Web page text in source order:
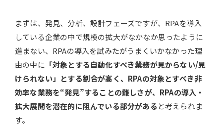
まずは、発見、分析、設計フェーズですが、RPAを導入
している企業の中で規模の拡大がなかなか思ったように
進まない、RPAの導入を試みたがうまくいかなかった理
由の中に 「対象とする自動化すべき業務が見からない/見
けられない」とする割合が高く、RPAの対象とすべき非
効率な業務を“発見”することの難しさが、RPAの導入・
拡大展開を潜在的に阻んでいる部分がある と考えられま
す。